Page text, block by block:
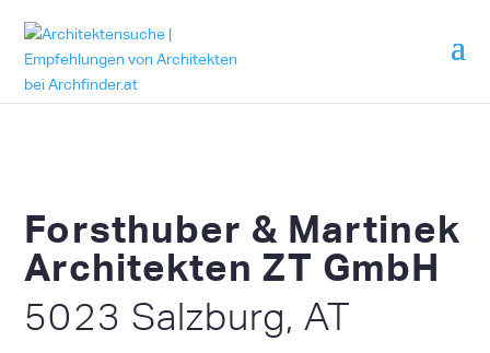
Forsthuber & Martinek
Architekten ZT GmbH
5023 Salzburg, AT